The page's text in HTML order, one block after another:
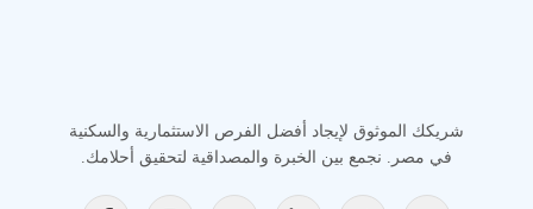
شريكك الموثوق لإيجاد أفضل الفرص الاستثمارية والسكنية
في مصر. نجمع بين الخبرة والمصداقية لتحقيق أحلامك.